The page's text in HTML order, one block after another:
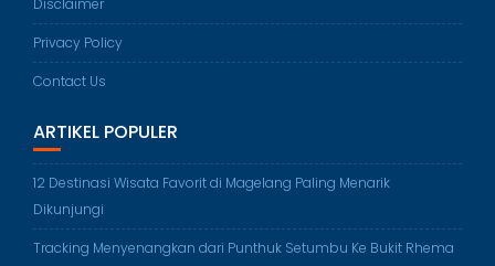
Disclaimer
Privacy Policy
Contact Us
ARTIKEL POPULER
12 Destinasi Wisata Favorit di Magelang Paling Menarik
Dikunjungi
Tracking Menyenangkan dari Punthuk Setumbu Ke Bukit Rhema